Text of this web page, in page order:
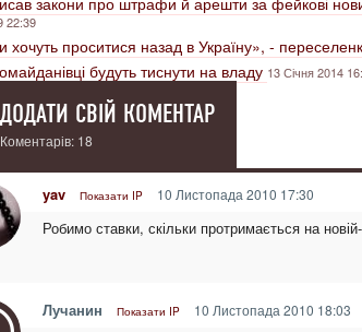
22:39
хочуть проситися назад в Україну», -
будуть тиснути на владу 13 Січня 2014
ДОДАТИ СВІЙ КОМЕНТАР
Коментарів: 18
yav Показати IP 10 Листопада 2010 17:30
Робимо ставки, скільки протримається на
Лучанин Показати IP 10 Листопада 2010 18:03